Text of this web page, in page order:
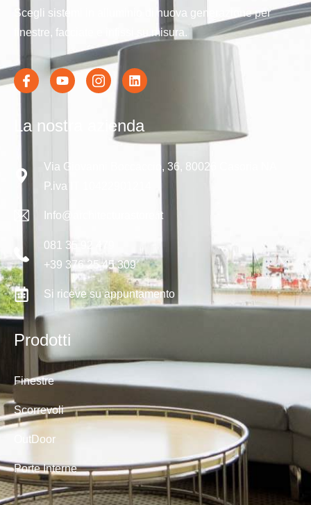
Scegli sistemi in alluminio di nuova generazione per
finestre, facciate e infissi su misura.
La nostra azienda
Via Giovanni Boccaccio, 36, 80026 Casoria NA
P.iva IT 10422901214
Info@architecturastore.it
081 35 92 479
+39 376 25 45 309
Si riceve su appuntamento
Prodotti
Finestre
Scorrevoli
OutDoor
Porte Interne